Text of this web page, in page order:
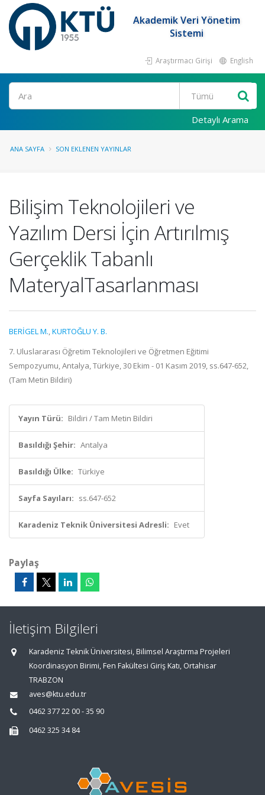
Akademik Veri Yönetim
Sistemi
Araştırmacı Girişi English
Ara
Detaylı Arama
ANA SAYFA SON EKLENEN YAYINLAR
Bilişim Teknolojileri ve
Yazılım Dersi İçin Artırılmış
Gerçeklik Tabanlı
MateryalTasarlanması
BERİGEL M.,KURTOĞLU Y. B.
7. Uluslararası Öğretim Teknolojileri ve Öğretmen Eğitimi
Sempozyumu, Antalya, Türkiye, 30 Ekim - 01 Kasım 2019, ss.647-652,
(Tam Metin Bildiri)
Yayın Türü: Bildiri / Tam Metin Bildiri
Basıldığı Şehir: Antalya
Basıldığı Ülke: Türkiye
Sayfa Sayıları: ss.647-652
Karadeniz Teknik Üniversitesi Adresli: Evet
Paylaş
İletişim Bilgileri
Karadeniz Teknik Üniversitesi, Bilimsel Araştırma Projeleri
Koordinasyon Birimi, Fen Fakültesi Giriş Katı, Ortahisar
TRABZON
aves@ktu.edu.tr
0462 377 22 00 - 35 90
0462 325 34 84